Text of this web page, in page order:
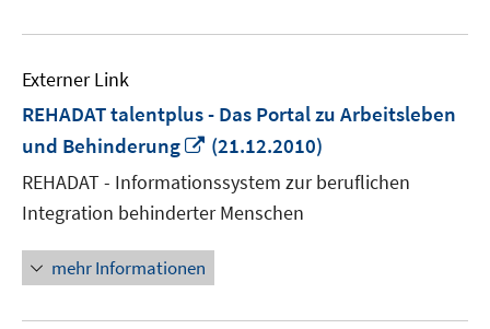
Externer Link
REHADAT talentplus - Das Portal zu Arbeitsleben
und Behinderung
In
Fenster
öffnen
(21.12.2010)
REHADAT - Informationssystem zur beruflichen
Integration behinderter Menschen
mehr Informationen